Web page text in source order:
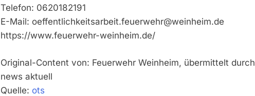
Telefon: 0620182191
E-Mail: oeffentlichkeitsarbeit.feuerwehr@weinheim.de
https://www.feuerwehr-weinheim.de/
Original-Content von: Feuerwehr Weinheim, übermittelt durch
news aktuell
Quelle: ots